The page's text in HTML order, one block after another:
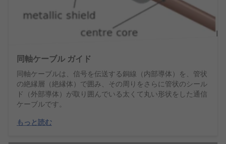
同軸ケーブル ガイド
同軸ケーブルは、信号を伝送する銅線（内部導体）を、管状
の絶縁層（絶縁体）で囲み、その周りをさらに管状のシール
ド（外部導体）が取り囲んでいる太くて丸い形状をした通信
ケーブルです。
もっと読む